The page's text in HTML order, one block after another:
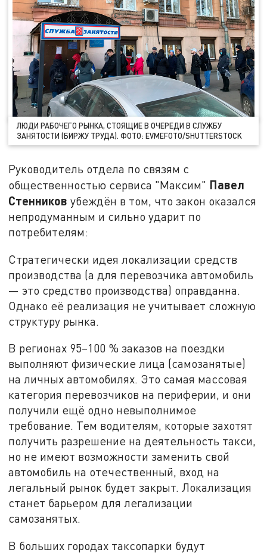
ЛЮДИ РАБОЧЕГО РЫНКА, СТОЯЩИЕ В ОЧЕРЕДИ В СЛУЖБУ
ЗАНЯТОСТИ (БИРЖУ ТРУДА). ФОТО: EVMEFOTO/SHUTTERSTOCK
Руководитель отдела по связям с
общественностью сервиса "Максим" Павел
Стенников убеждён в том, что закон оказался
непродуманным и сильно ударит по
потребителям:
Стратегически идея локализации средств
производства (а для перевозчика автомобиль
— это средство производства) оправданна.
Однако её реализация не учитывает сложную
структуру рынка.
В регионах 95–100 % заказов на поездки
выполняют физические лица (самозанятые)
на личных автомобилях. Это самая массовая
категория перевозчиков на периферии, и они
получили ещё одно невыполнимое
требование. Тем водителям, которые захотят
получить разрешение на деятельность такси,
но не имеют возможности заменить свой
автомобиль на отечественный, вход на
легальный рынок будет закрыт. Локализация
станет барьером для легализации
самозанятых.
В больших городах таксопарки будут